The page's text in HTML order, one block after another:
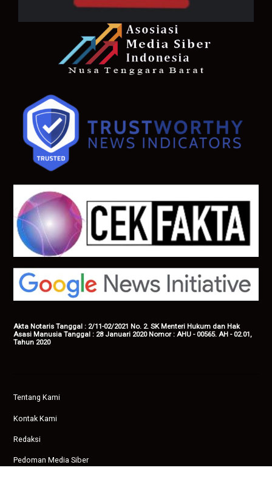
Akta Notaris Tanggal : 2/11-02/2021 No. 2. SK Menteri Hukum dan Hak
Asasi Manusia Tanggal : 28 Januari 2020 Nomor : AHU - 00565. AH - 02.01,
Tahun 2020
Tentang Kami
Kontak Kami
Redaksi
Pedoman Media Siber